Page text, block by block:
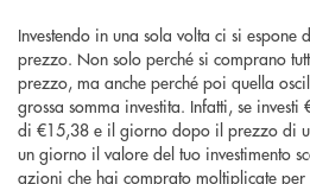
Investendo in una sola volta ci si
prezzo. Non solo perché si comprano
prezzo, ma anche perché poi quella
grossa somma investita. Infatti, se
di €15,38 e il giorno dopo il prezzo di
un giorno il valore del tuo investimento
azioni che hai comprato moltiplicate